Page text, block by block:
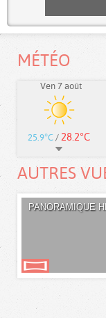
MÉTÉO
Ven 7 août
25.9°C / 28.2°C
AUTRES
PANORAMIQUE